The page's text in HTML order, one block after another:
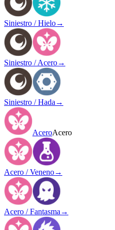
Siniestro / Hielo→
Siniestro / Acero→
Siniestro / Hada →
AceroAcero
Acero / Veneno→
Acero / Fantasma →